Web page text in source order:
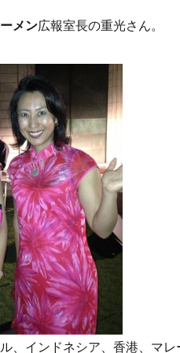
メン広報室長の重光さん。
、インドネシア、香港、マレ